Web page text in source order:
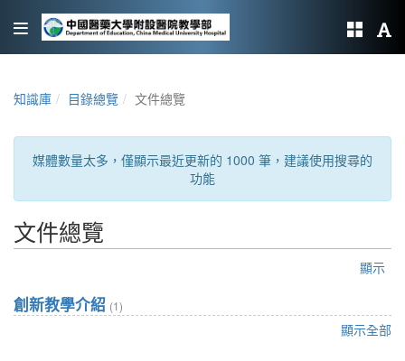
知識庫 目錄總覽 文件總覽
媒體數量太多，僅顯示最近更新的 1000 筆，建議使用搜尋的
功能
文件總覽
顯示
創新教學介紹 (1)
顯示全部